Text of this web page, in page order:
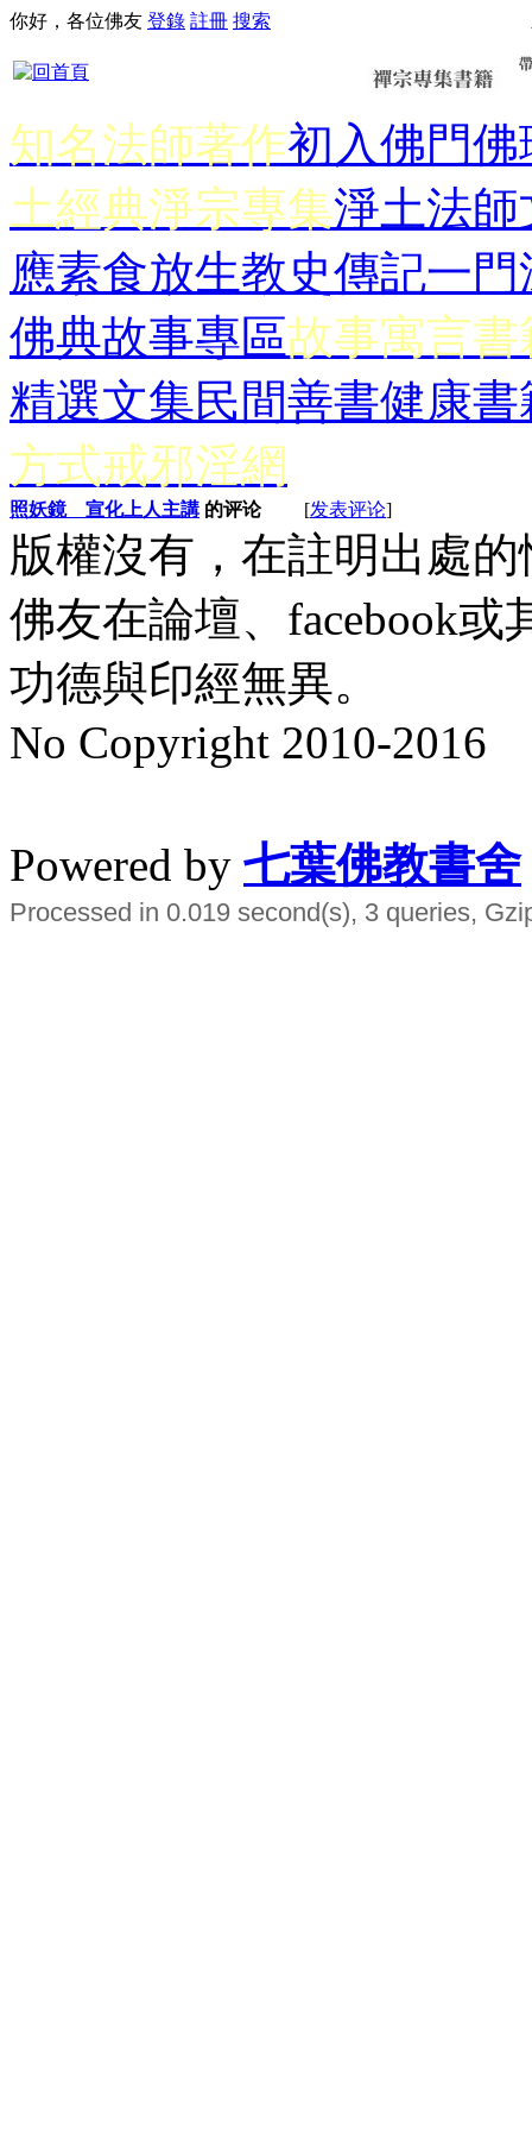
你好，各位佛友 登錄 註冊 搜索
知名法師著作初入佛門佛
土經典淨宗專集淨土法師
應素食放生教史傳記一門
佛典故事專區故事寓言書
精選文集民間善書健康書
方式戒邪淫網
照妖鏡 宣化上人主講 的评论[发表评论]
版權沒有，在註明出處
佛友在論壇、facebook
功德與印經無異。
No Copyright 2010-2016
Powered by 七葉佛教書舍
Processed in 0.019 second(s), 3 queries,